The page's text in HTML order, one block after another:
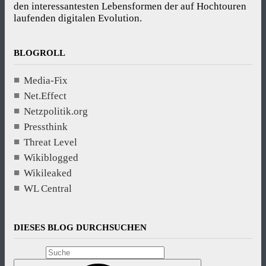
den interessantesten Lebensformen der auf Hochtouren
laufenden digitalen Evolution.
BLOGROLL
Media-Fix
Net.Effect
Netzpolitik.org
Pressthink
Threat Level
Wikiblogged
Wikileaked
WL Central
DIESES BLOG DURCHSUCHEN